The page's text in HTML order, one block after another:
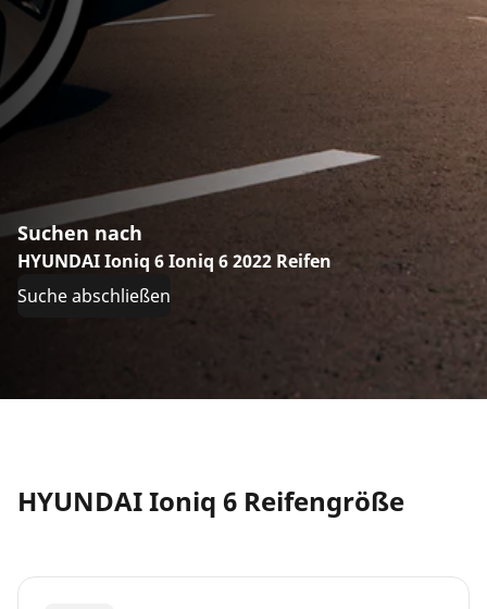
Suchen nach
HYUNDAI Ioniq 6 Ioniq 6 2022 Reifen
Suche abschließen
HYUNDAI Ioniq 6 Reifengröße